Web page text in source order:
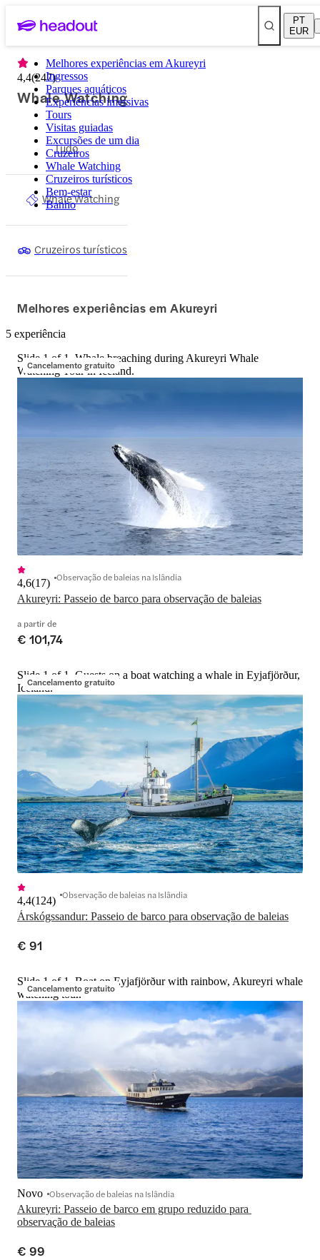
PT
EUR
Melhores experiências em Akureyri
Ingressos
Parques aquáticos
Experiências imersivas
Tours
Visitas guiadas
Excursões de um dia
Cruzeiros
Whale Watching
Cruzeiros turísticos
Bem-estar
Banho
4,4(247)
Whale Watching
Tudo
Whale Watching
Cruzeiros turísticos
Melhores experiências em Akureyri
5 experiência
Cancelamento gratuito
Slide 1 of 1, Whale breaching during Akureyri Whale
Watching Tour in Iceland.
Akureyri: Passeio de barco para observação de baleias
4,6(17) Observação de baleias na Islândia
a partir de
€ 101,74
Cancelamento gratuito
Slide 1 of 1, Guests on a boat watching a whale in Eyjafjörður,
Iceland.
Árskógssandur: Passeio de barco para observação de baleias
4,4(124) Observação de baleias na Islândia
€ 91
Cancelamento gratuito
Slide 1 of 1, Boat on Eyjafjörður with rainbow, Akureyri whale
watching tour.
Akureyri: Passeio de barco em grupo reduzido para
observação de baleias
Novo Observação de baleias na Islândia
€ 99